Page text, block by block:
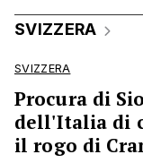
SVIZZERA
SVIZZERA
Procura di
dell'Italia di
il rogo di